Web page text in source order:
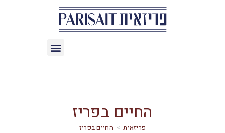
החיים בפריז
> החיים בפריז